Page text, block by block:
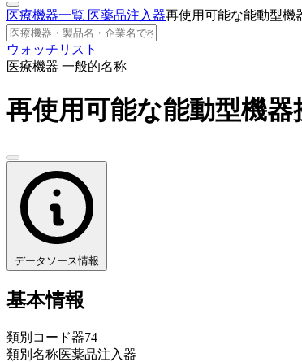
医療機器一覧 医薬品注入器再使用可能な能動型機
ウォッチリスト
医療機器 一般的名称
再使用可能な能動型機
データソース情報
基本情報
類別コード器74
類別名称医薬品注入器